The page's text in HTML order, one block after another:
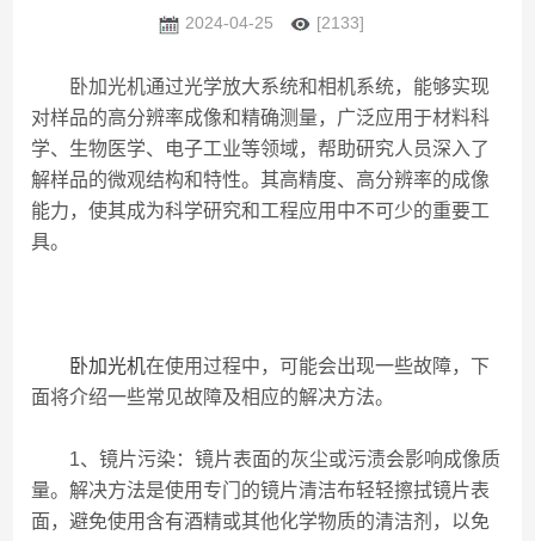
2024-04-25 [2133]
卧加光机通过光学放大系统和相机系统，能够实现
对样品的高分辨率成像和精确测量，广泛应用于材料科
学、生物医学、电子工业等领域，帮助研究人员深入了
解样品的微观结构和特性。其高精度、高分辨率的成像
能力，使其成为科学研究和工程应用中不可少的重要工
具。
卧加光机在使用过程中，可能会出现一些故障，下
面将介绍一些常见故障及相应的解决方法。
1、镜片污染：镜片表面的灰尘或污渍会影响成像质
量。解决方法是使用专门的镜片清洁布轻轻擦拭镜片表
面，避免使用含有酒精或其他化学物质的清洁剂，以免